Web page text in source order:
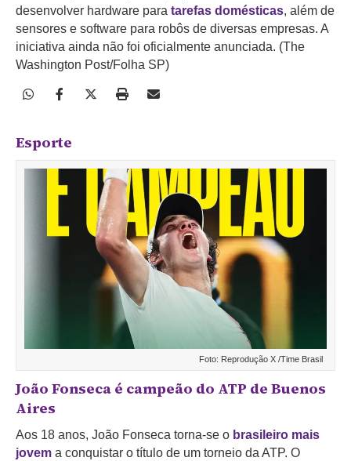
desenvolver hardware para tarefas domésticas, além de
sensores e software para robôs de diversas empresas. A
iniciativa ainda não foi oficialmente anunciada. (The
Washington Post/Folha SP)
Esporte
Foto: Reprodução X /Time Brasil
João Fonseca é campeão do ATP de Buenos
Aires
Aos 18 anos, João Fonseca torna-se o brasileiro mais
jovem a conquistar o título de um torneio da ATP. O